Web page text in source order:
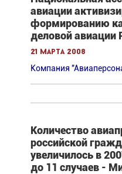
авиации
формированию
деловой авиации
21 марта 2008
Компания
Количество
российской
увеличилось в
до 11 случаев -